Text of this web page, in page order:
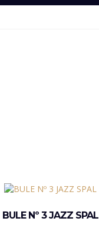
BULE Nº 3 JAZZ SPAL